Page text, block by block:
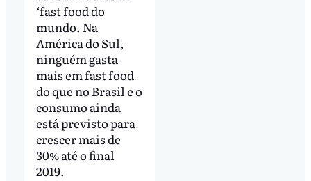
‘fast food do
mundo. Na
América do Sul,
ninguém gasta
mais em fast food
do que no Brasil e o
consumo ainda
está previsto para
crescer mais de
30% até o final
2019.